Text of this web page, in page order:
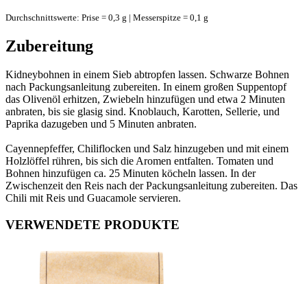
Durchschnittswerte: Prise = 0,3 g | Messerspitze = 0,1 g
Zubereitung
Kidneybohnen in einem Sieb abtropfen lassen. Schwarze Bohnen
nach Packungsanleitung zubereiten. In einem großen Suppentopf
das Olivenöl erhitzen, Zwiebeln hinzufügen und etwa 2 Minuten
anbraten, bis sie glasig sind. Knoblauch, Karotten, Sellerie, und
Paprika dazugeben und 5 Minuten anbraten.
Cayennepfeffer, Chiliflocken und Salz hinzugeben und mit einem
Holzlöffel rühren, bis sich die Aromen entfalten. Tomaten und
Bohnen hinzufügen ca. 25 Minuten köcheln lassen. In der
Zwischenzeit den Reis nach der Packungsanleitung zubereiten. Das
Chili mit Reis und Guacamole servieren.
VERWENDETE PRODUKTE